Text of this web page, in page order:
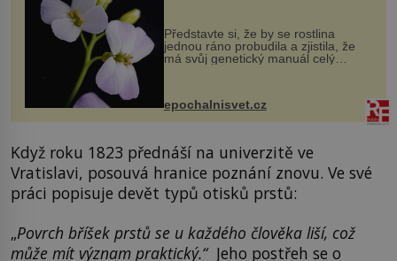
Představte si, že by se rostlina
jednou ráno probudila a zjistila, že
má svůj genetický manuál celý
vstupenka...
epochalnisvet.cz
Když roku 1823 přednáší na univerzitě ve
Vratislavi, posouvá hranice poznání znovu. Ve své
práci popisuje devět typů otisků prstů:
„Povrch bříšek prstů se u každého člověka liší, což
může mít význam praktický.“ Jeho postřeh se o